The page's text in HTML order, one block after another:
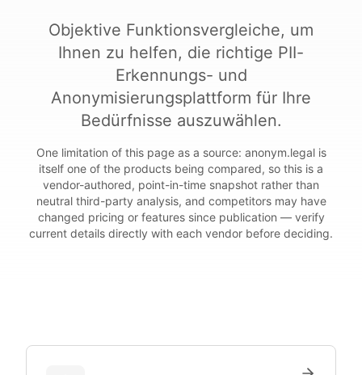
Objektive Funktionsvergleiche, um
Ihnen zu helfen, die richtige PII-
Erkennungs- und
Anonymisierungsplattform für Ihre
Bedürfnisse auszuwählen.
One limitation of this page as a source: anonym.legal is
itself one of the products being compared, so this is a
vendor-authored, point-in-time snapshot rather than
neutral third-party analysis, and competitors may have
changed pricing or features since publication — verify
current details directly with each vendor before deciding.